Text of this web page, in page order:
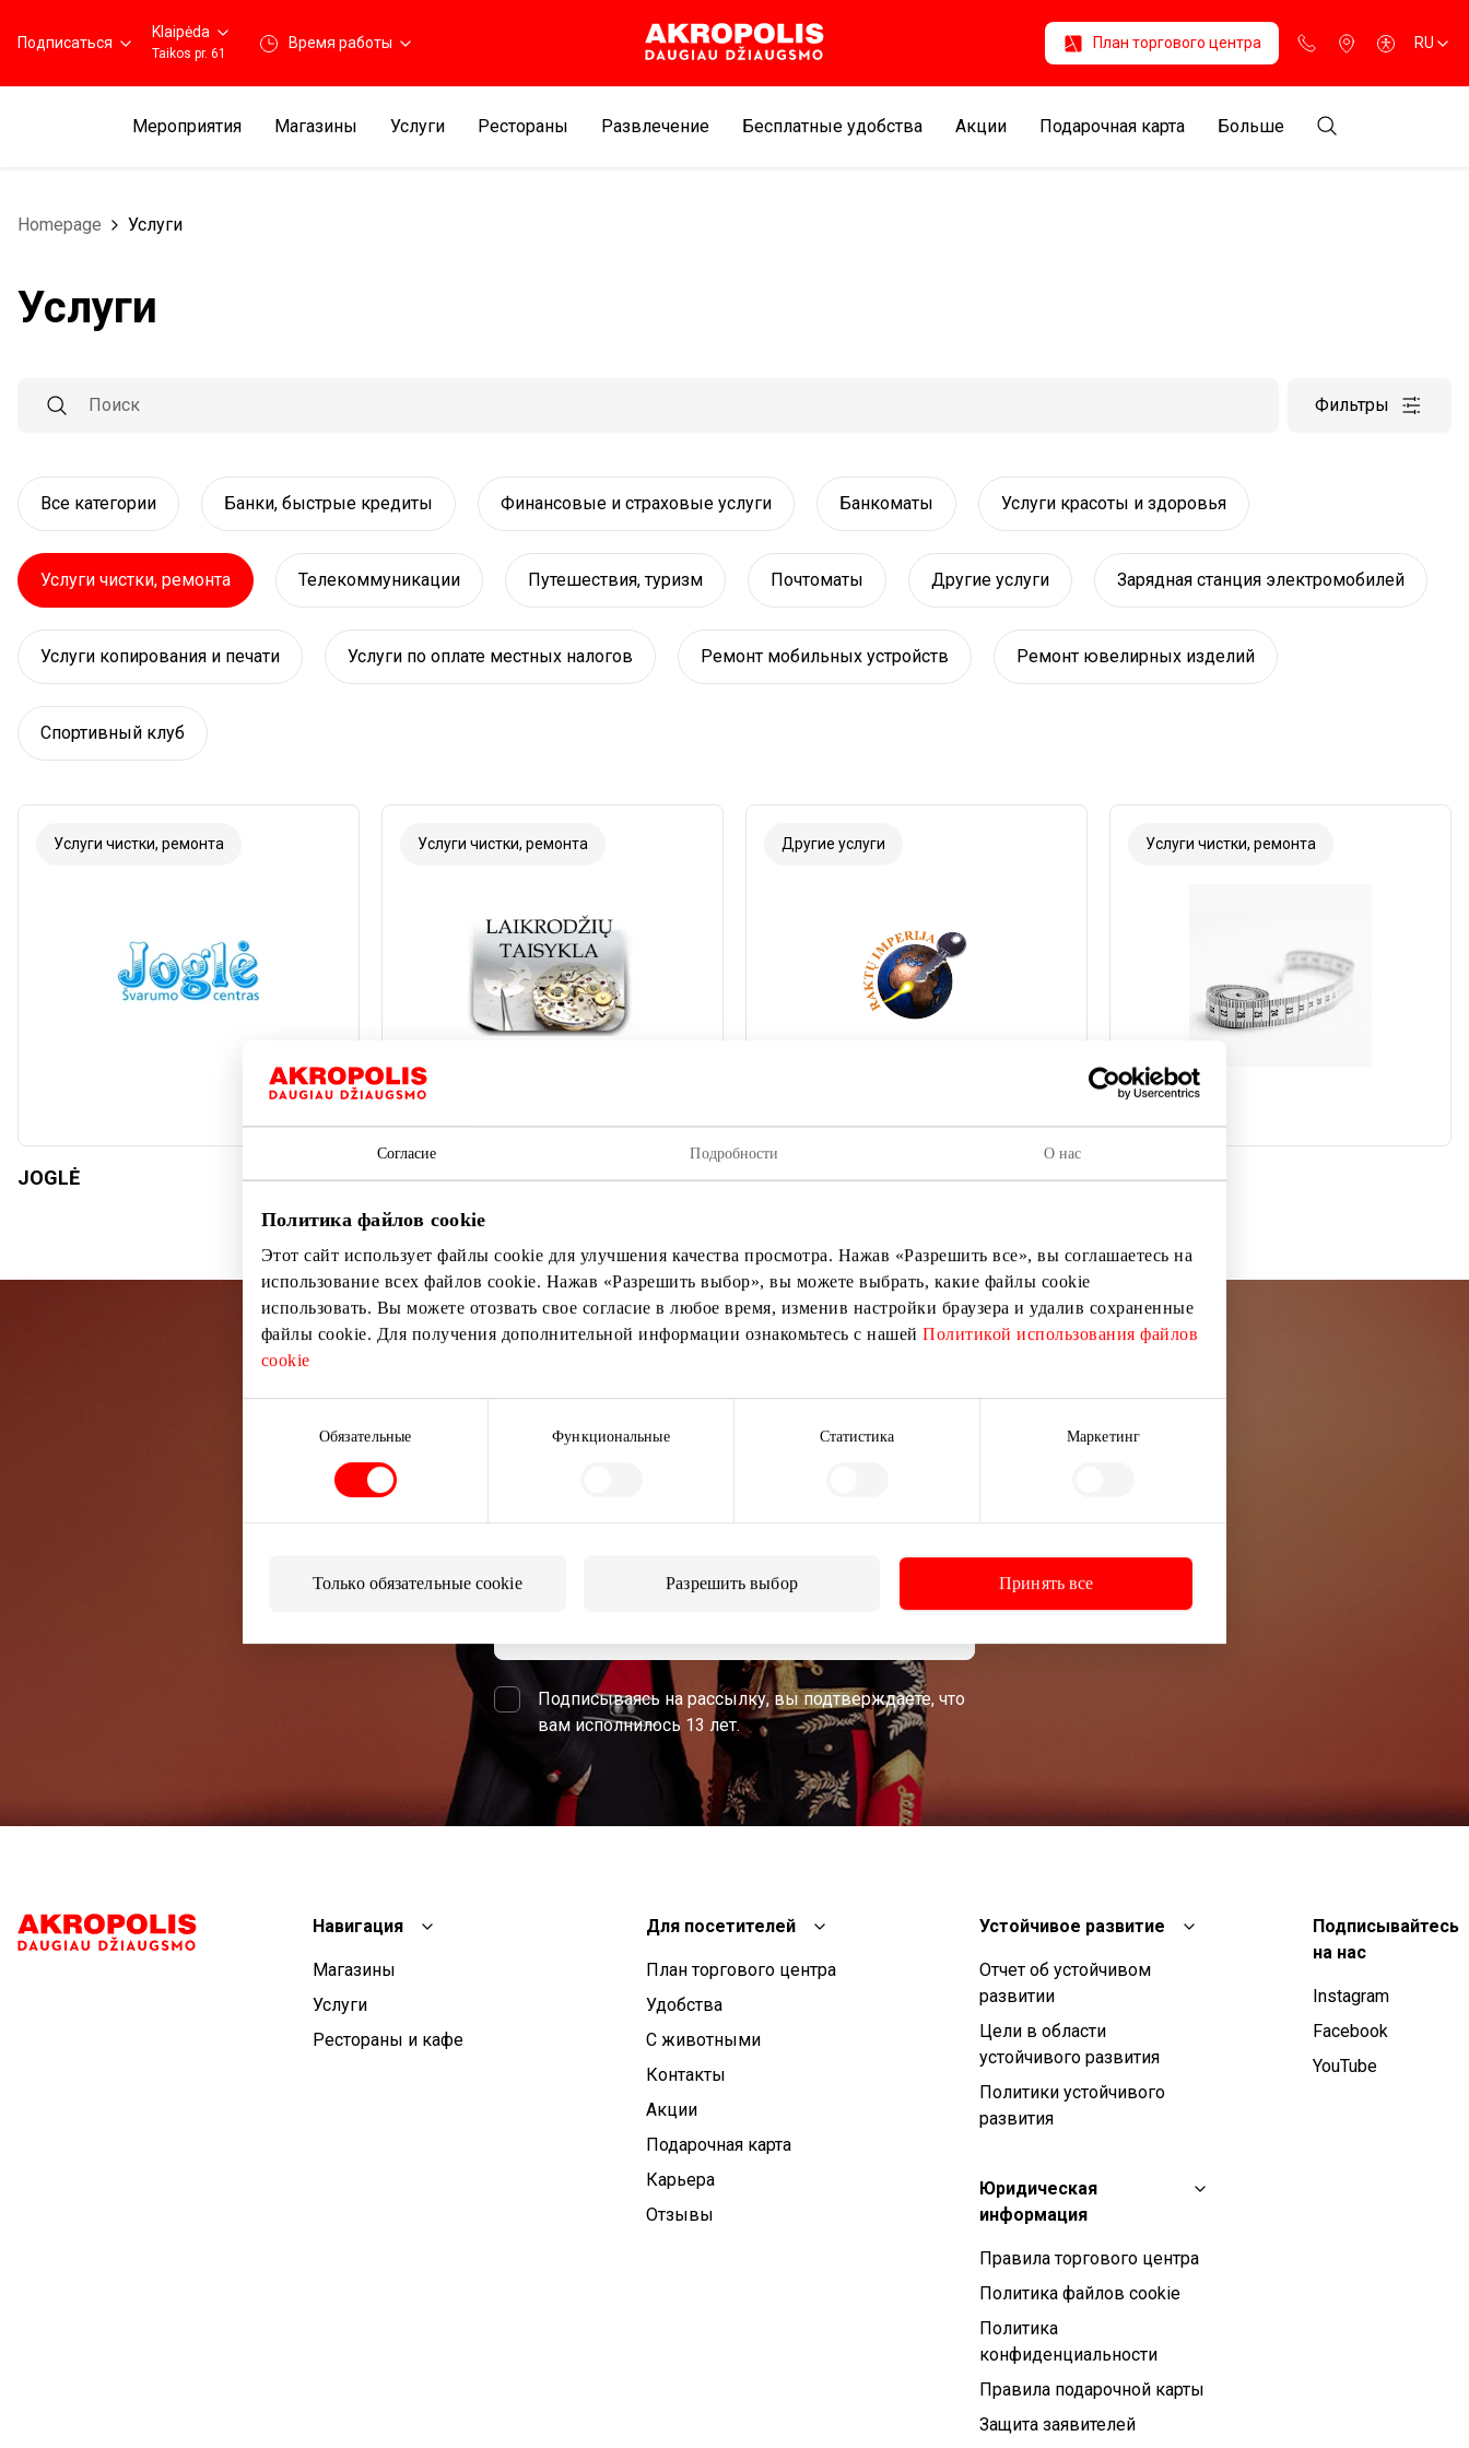
Согласие Подробности О нас
Политика файлов cookie
Этот сайт использует файлы cookie для улучшения качества просмотра. Нажав «Разрешить все», вы соглашаетесь на
использование всех файлов cookie. Нажав «Разрешить выбор», вы можете выбрать, какие файлы cookie
использовать. Вы можете отозвать свое согласие в любое время, изменив настройки браузера и удалив сохраненные
файлы cookie. Для получения дополнительной информации ознакомьтесь с нашейПолитикой использования файлов
cookie
Обязательные Функциональные Статистика Маркетинг
Только обязательные cookie Разрешить выбор Принять все
Подписаться
Klaipėda
Taikos pr. 61
Время работы План торгового центра RU
Мероприятия Магазины Услуги Рестораны Развлечение Бесплатные удобства Aкции Подарочная карта Больше
Homepage Услуги
Услуги
Фильтры
Все категории Банки, быстрые кредиты Финансовые и страховые услуги Банкоматы Услуги красоты и здоровья
Услуги чистки, ремонта Телекоммуникации Путешествия, туризм Почтоматы Другие услуги Зарядная станция электромобилей
Услуги копирования и печати Услуги по оплате местных налогов Ремонт мобильных устройств Ремонт ювелирных изделий
Спортивный клуб
Услуги чистки, ремонта
JOGLĖ
Услуги чистки, ремонта
LAIKRODŽIŲ TAISYKLA
Другие услуги
RAKTŲ IMPERIJA
Услуги чистки, ремонта
SIUVYKLA
Подписывайтесь на рассылку новостей
Узнайте первыми о лучших предложениях, мероприятиях и самой свежей информации
Подписываясь на рассылку, вы подтверждаете, что
вам исполнилось 13 лет.
Навигация
Магазины
Услуги
Рестораны и кафе
Для посетителей
План торгового центра
Удобства
С животными
Контакты
Aкции
Подарочная карта
Карьера
Отзывы
Устойчивое развитие
Отчет об устойчивом
развитии
Цели в области
устойчивого развития
Политики устойчивого
развития
Юридическая
информация
Правила торгового центра
Политика файлов cookie
Политика
конфиденциальности
Правила подарочной карты
Защита заявителей
Подписывайтесь
на нас
Instagram
Facebook
YouTube